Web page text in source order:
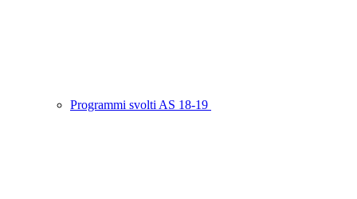
Programmi svolti AS 18-19